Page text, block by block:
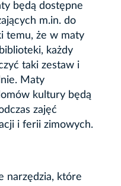
będą dostępne
m.in. do
temu, że w maty
każdy
taki zestaw i
Maty
kultury będą
zajęć
i ferii zimowych.
narzędzia, które